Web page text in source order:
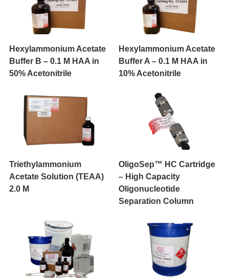
Hexylammonium Acetate
Buffer B – 0.1 M HAA in
50% Acetonitrile
Hexylammonium Acetate
Buffer A – 0.1 M HAA in
10% Acetonitrile
Triethylammonium
Acetate Solution (TEAA)
2.0 M
OligoSep™ HC Cartridge
– High Capacity
Oligonucleotide
Separation Column